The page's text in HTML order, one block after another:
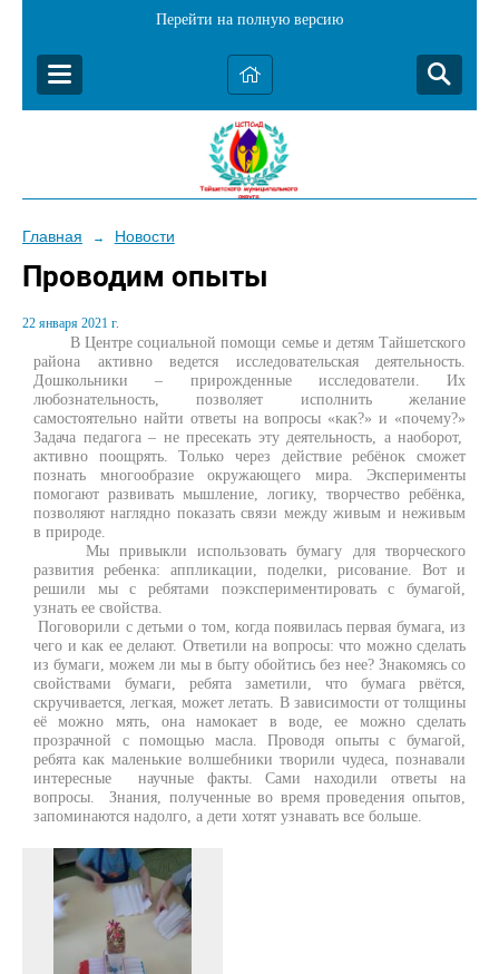
Перейти на полную версию
Главная → Новости
Проводим опыты
22 января 2021 г.
В Центре социальной помощи семье и детям Тайшетского
района активно ведется исследовательская деятельность.
Дошкольники – прирожденные исследователи. Их
любознательность, позволяет исполнить желание
самостоятельно найти ответы на вопросы «как?» и «почему?»
Задача педагога – не пресекать эту деятельность, а наоборот,
активно поощрять. Только через действие ребёнок сможет
познать многообразие окружающего мира. Эксперименты
помогают развивать мышление, логику, творчество ребёнка,
позволяют наглядно показать связи между живым и неживым
в природе.
Мы привыкли использовать бумагу для творческого
развития ребенка: аппликации, поделки, рисование. Вот и
решили мы с ребятами поэкспериментировать с бумагой,
узнать ее свойства.
Поговорили с детьми о том, когда появилась первая бумага, из
чего и как ее делают. Ответили на вопросы: что можно сделать
из бумаги, можем ли мы в быту обойтись без нее? Знакомясь со
свойствами бумаги, ребята заметили, что бумага рвётся,
скручивается, легкая, может летать. В зависимости от толщины
её можно мять, она намокает в воде, ее можно сделать
прозрачной с помощью масла. Проводя опыты с бумагой,
ребята как маленькие волшебники творили чудеса, познавали
интересные научные факты. Сами находили ответы на
вопросы. Знания, полученные во время проведения опытов,
запоминаются надолго, а дети хотят узнавать все больше.